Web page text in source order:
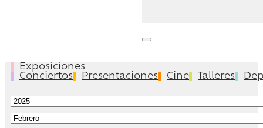
Exposiciones
Conciertos
Presentaciones Cine Talleres